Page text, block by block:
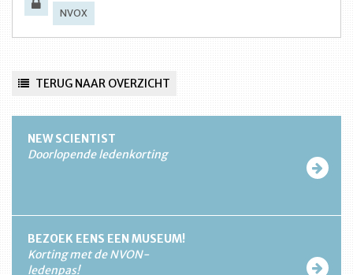
NVOX
TERUG NAAR OVERZICHT
NEW SCIENTIST
Doorlopende ledenkorting
BEZOEK EENS EEN MUSEUM!
Korting met de NVON-
ledenpas!